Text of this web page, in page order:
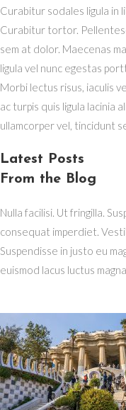
Curabitur sodales ligula in
Curabitur tortor.
sem at dolor. Maecenas
ligula vel nunc egestas
Morbi lectus risus, iaculis
ac turpis quis ligula lacinia
ullamcorper vel, tincidunt
Latest Posts
From the Blog
Nulla facilisi. Ut fringilla.
consequat imperdiet.
Suspendisse in justo eu
euismod lacus luctus